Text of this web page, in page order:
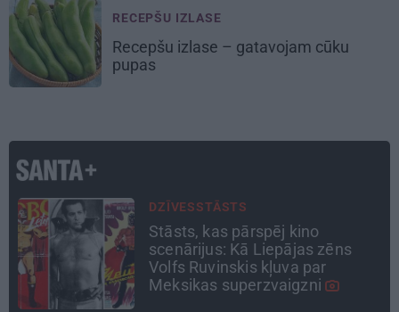
RECEPŠU IZLASE
Recepšu izlase – gatavojam cūku
pupas
INTERVIJA
«Nevajag kalnos tēlot varoņus!
Tie ātri noliks pie vietas.»
Alpīnists Atis Plakans, kurš
pieredzējis biedra bojāeju